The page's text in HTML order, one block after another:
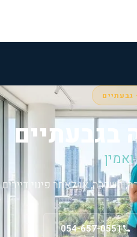
בגבעתיים
השכרה, או לאחר פינוי דיירים.
054-657-0551